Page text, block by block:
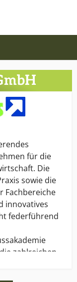
für die
Die
sowie die
Fachbereiche
innovatives
federführend
zahlreichen